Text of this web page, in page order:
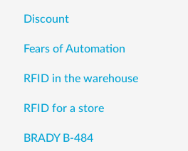
Discount
Fears of Automation
RFID in the warehouse
RFID for a store
BRADY B-484